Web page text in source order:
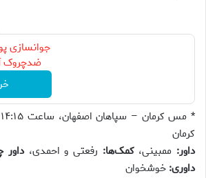
جوانسازی
ضدچروک
کرمان
داور: ممبینی،کمک‌ها: رفعتی و احمدی،داور
داوری: خوشخوان